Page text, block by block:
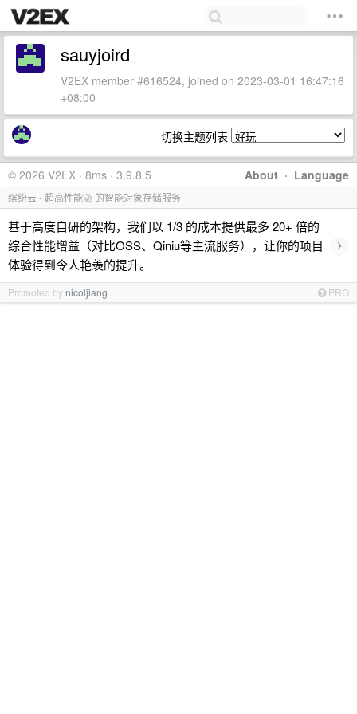
sauyjoird
V2EX member #616524, joined on 2023-03-01 16:47:16
+08:00
切换主题列表
About · Language
© 2026 V2EX · 8ms · 3.9.8.5
缤纷云 - 超高性能🚀 的智能对象存储服务
基于高度自研的架构，我们以 1/3 的成本提供最多 20+ 倍的
综合性能增益（对比OSS、Qiniu等主流服务），让你的项目
体验得到令人艳羡的提升。
›
Promoted by nicoljiang PRO